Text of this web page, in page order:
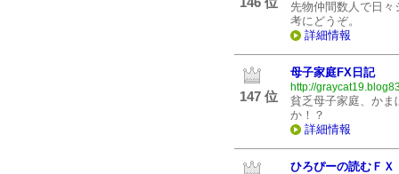
先物仲間数人で日々
考にどうぞ。
詳細情報
147 位
母子家庭FX日記
http://
貧乏母子家庭、かま
か！？
詳細情報
ひろぴーの読むＦＸ